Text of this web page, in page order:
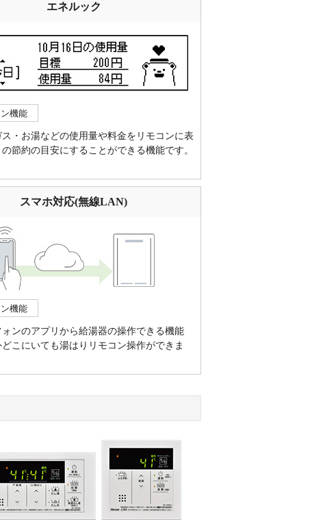
エネルック
機能
・お湯などの使用量や料金をリモコンに表
節約の目安にすることができる機能です。
スマホ対応(無線LAN)
機能
ンのアプリから給湯器の操作できる機能
こにいても湯はりリモコン操作ができま